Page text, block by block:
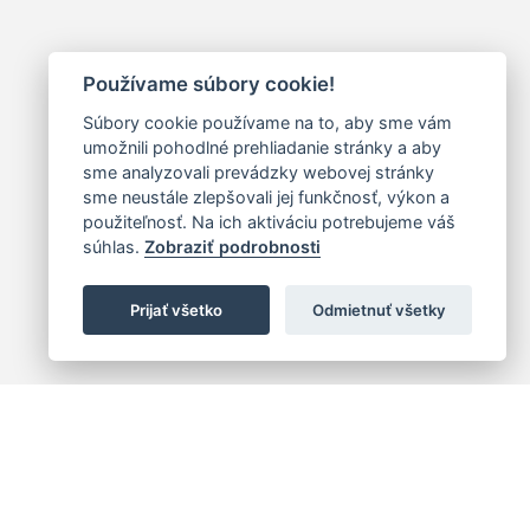
Používame súbory cookie!
Súbory cookie používame na to, aby sme vám
umožnili pohodlné prehliadanie stránky a aby
sme analyzovali prevádzky webovej stránky
sme neustále zlepšovali jej funkčnosť, výkon a
použiteľnosť. Na ich aktiváciu potrebujeme váš
súhlas. Zobraziť podrobnosti
Prijať všetko Odmietnuť všetky